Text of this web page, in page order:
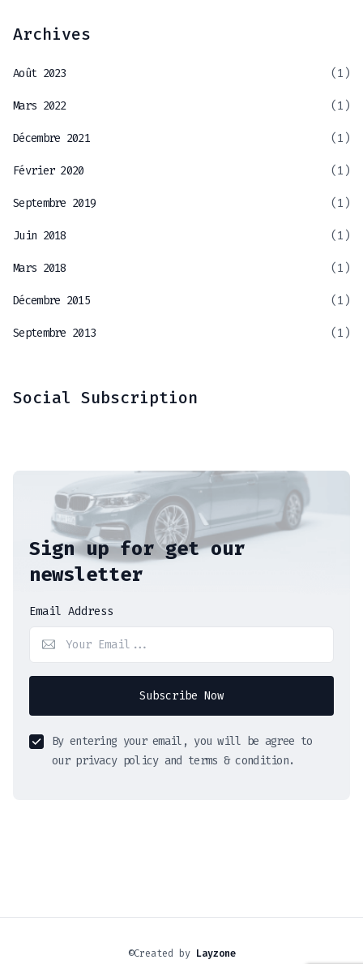
Archives
Août 2023 (1)
Mars 2022 (1)
Décembre 2021 (1)
Février 2020 (1)
Septembre 2019 (1)
Juin 2018 (1)
Mars 2018 (1)
Décembre 2015 (1)
Septembre 2013 (1)
Social Subscription
Sign up for get our
newsletter
Email Address
Subscribe Now
By entering your email, you will be agree to
our privacy policy and terms & condition.
©Created by Layzone